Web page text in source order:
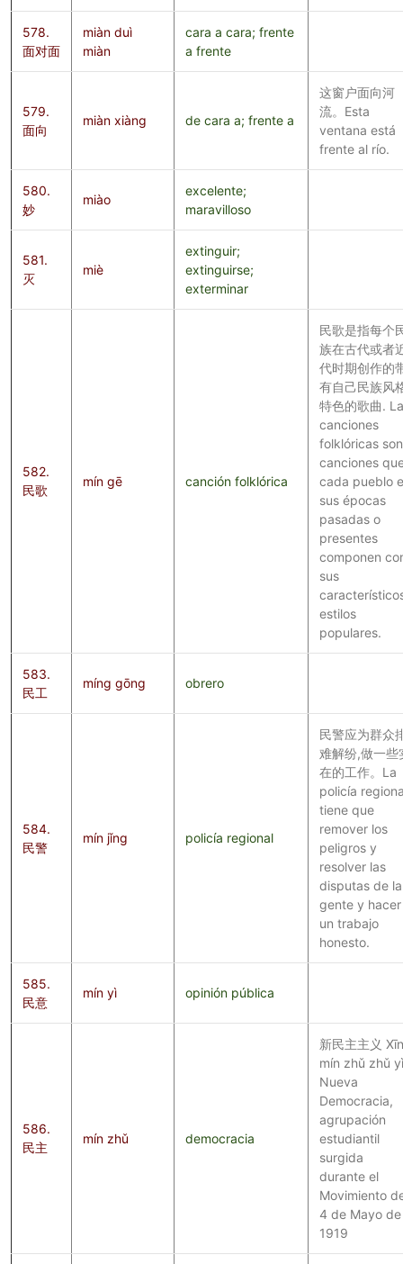
578.
面对面
miàn duì
miàn
cara a cara; frente
a frente
579.
面向
miàn xiàng de cara a; frente a
这窗户面向河
流。Esta
ventana está
frente al río.
580.
妙
miào
excelente;
maravilloso
581.
灭
miè
extinguir;
extinguirse;
exterminar
582.
民歌
mín gē canción folklórica
民歌是指每个
族在古代或者
代时期创作的
有自己民族风
特色的歌曲.
canciones
folklóricas son
canciones
cada pueblo
sus épocas
pasadas o
presentes
componen
sus
estilos
populares.
583.
民工
míng gōng obrero
584.
民警
mín jǐng policía regional
民警应为群众
难解纷,做一些
在的工作。La
policía
tiene que
remover los
peligros y
resolver las
disputas de la
gente y hacer
un trabajo
honesto.
585.
民意
mín yì opinión pública
586.
民主
mín zhǔ democracia
新民主主义 Xīn
mín zhǔ zhǔ
Nueva
Democracia,
agrupación
estudiantil
surgida
durante el
Movimiento
4 de Mayo de
1919